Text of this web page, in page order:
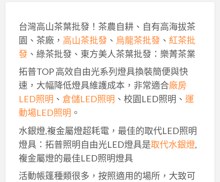
台灣高山茶葉批發！茶農自耕、自有高海拔茶
園、茶廠， 高山茶批發、 烏龍茶批發、 紅茶批
發、綠茶批發、東方美人茶葉批發：樂菁茶業
拓普TOP 高效自由光系列燈具換裝簡便與快
速，大幅降低燈具維護成本，非常適合廠房
LED照明 、 倉儲LED照明 、校園LED照明、 運
動場LED照明 。
水銀燈,複金屬燈超耗電，最佳的取代LED照明
燈具：拓普照明自由光LED燈具是取代水銀燈,
複金屬燈的最佳LED照明燈具
活動帳篷種類很多，按照適用的場所，大致可